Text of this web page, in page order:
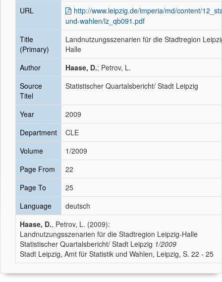
URL
http://www.leipzig.de/imperia/md/content/
und-wahlen/lz_qb091.pdf
Title
(Primary)
Landnutzungsszenarien für die Stadtregion
Halle
Author
Haase, D.; Petrov, L.
Source
Titel
Statistischer Quartalsbericht/ Stadt Leipzig
Year
2009
Department
CLE
Volume
1/2009
Page From
22
Page To
25
Language
deutsch
Haase, D., Petrov, L. (2009):
Landnutzungsszenarien für die Stadtregion Leipzig-Halle
Statistischer Quartalsbericht/ Stadt Leipzig 1/2009
Stadt Leipzig, Amt für Statistik und Wahlen, Leipzig, S. 22 - 25